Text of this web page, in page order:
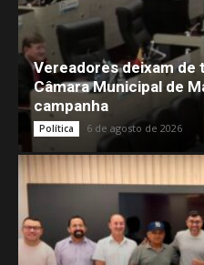
Vereadores deixam de
Câmara Municipal de
campanha
Política 6 de agosto de 2026